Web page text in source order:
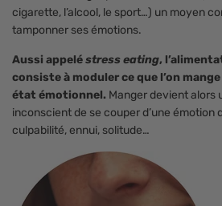
cigarette, l’alcool, le sport…) un moyen
tamponner ses émotions.
Aussi appeléstress eating,
consiste à moduler ce que l’on
état émotionnel. Manger devient alors
inconscient de se couper d’une émotion
culpabilité, ennui, solitude…